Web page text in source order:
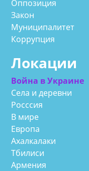
Оппозиция
Закон
Муниципалитет
Коррупция
Локации
Война в Украине
Села и деревни
Росссия
В мире
Европа
Ахалкалаки
Тбилиси
Армения